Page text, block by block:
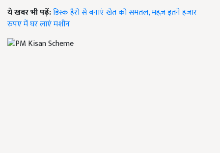
ये खबर भी पढ़ें:डिस्क हैरो से बनाएं खेत को समतल, महज़ इतने हजार
रुपए में घर लाएं मशीन